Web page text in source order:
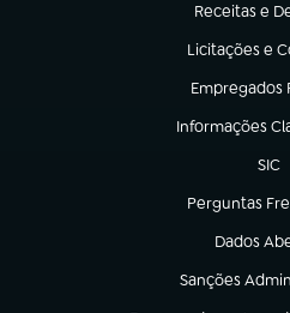
Receitas e
(abre em
Licitações e
(abre em
Empregados
(abre em
Informações
(abre em nova
SIC
Perguntas
(abre em
Dados
(abre em
Sanções
(abre em nova